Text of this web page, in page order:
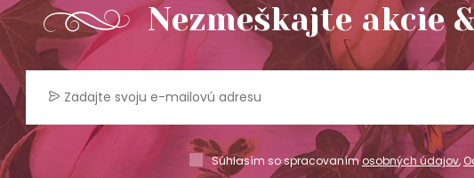
Nezmeškajte akcie
Súhlasím so spracovanímosobných údajov,